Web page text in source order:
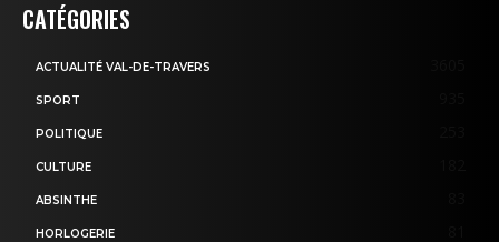
CATÉGORIES
ACTUALITÉ VAL-DE-TRAVERS
SPORT
POLITIQUE
CULTURE
ABSINTHE
HORLOGERIE